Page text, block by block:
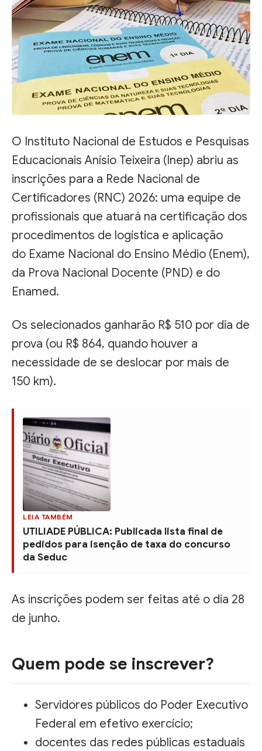
O Instituto Nacional de Estudos e Pesquisas
Educacionais Anísio Teixeira (Inep) abriu as
inscrições para a Rede Nacional de
Certificadores (RNC) 2026: uma equipe de
profissionais que atuará na certificação dos
procedimentos de logística e aplicação
do Exame Nacional do Ensino Médio (Enem),
da Prova Nacional Docente (PND) e do
Enamed.
Os selecionados ganharão R$ 510 por dia de
prova (ou R$ 864, quando houver a
necessidade de se deslocar por mais de
150 km).
LEIA TAMBÉM
UTILIADE PÚBLICA: Publicada lista final de
pedidos para isenção de taxa do concurso
da Seduc
As inscrições podem ser feitas até o dia 28
de junho.
Quem pode se inscrever?
Servidores públicos do Poder Executivo
Federal em efetivo exercício;
docentes das redes públicas estaduais